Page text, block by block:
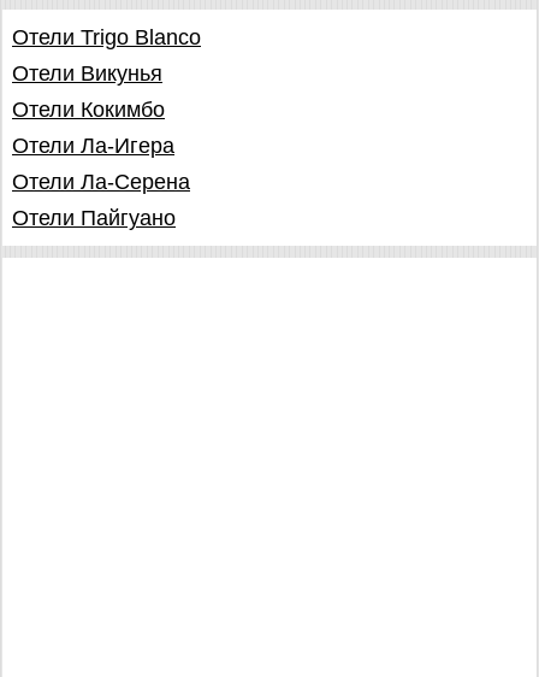
Отели Trigo Blanco
Отели Викунья
Отели Кокимбо
Отели Ла-Игера
Отели Ла-Серена
Отели Пайгуано